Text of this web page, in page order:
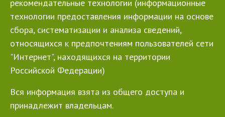
рекомендательные технологии (информационные
технологии предоставления информации на основе
сбора, систематизации и анализа сведений,
относящихся к предпочтениям пользователей сети
"Интернет", находящихся на территории
Российской Федерации)
Вся информация взята из общего доступа и
принадлежит владельцам.